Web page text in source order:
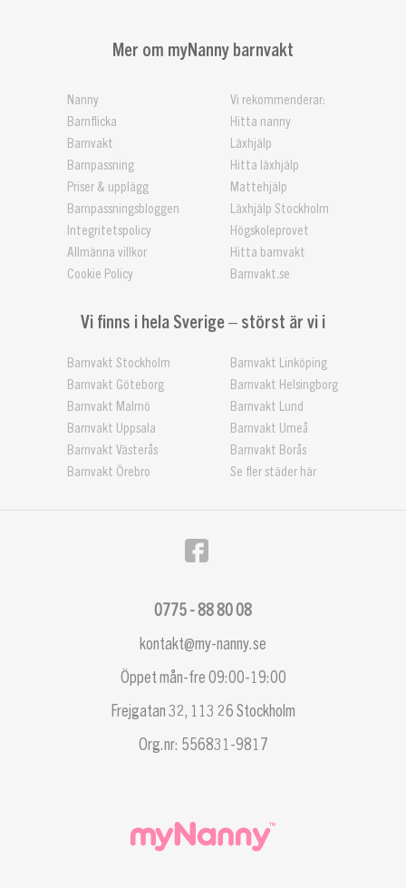
Mer om myNanny barnvakt
Nanny
Barnflicka
Barnvakt
Barnpassning
Priser & upplägg
Barnpassningsbloggen
Integritetspolicy
Allmänna villkor
Cookie Policy
Vi rekommenderar:
Hitta nanny
Läxhjälp
Hitta läxhjälp
Mattehjälp
Läxhjälp Stockholm
Högskoleprovet
Hitta barnvakt
Barnvakt.se
Vi finns i hela Sverige – störst är vi i
Barnvakt Stockholm
Barnvakt Göteborg
Barnvakt Malmö
Barnvakt Uppsala
Barnvakt Västerås
Barnvakt Örebro
Barnvakt Linköping
Barnvakt Helsingborg
Barnvakt Lund
Barnvakt Umeå
Barnvakt Borås
Se fler städer här
kontakt@my-nanny.se
0775 - 88 80 08
Öppet mån-fre 09:00-19:00
Frejgatan 32, 113 26 Stockholm
Org.nr: 556831-9817